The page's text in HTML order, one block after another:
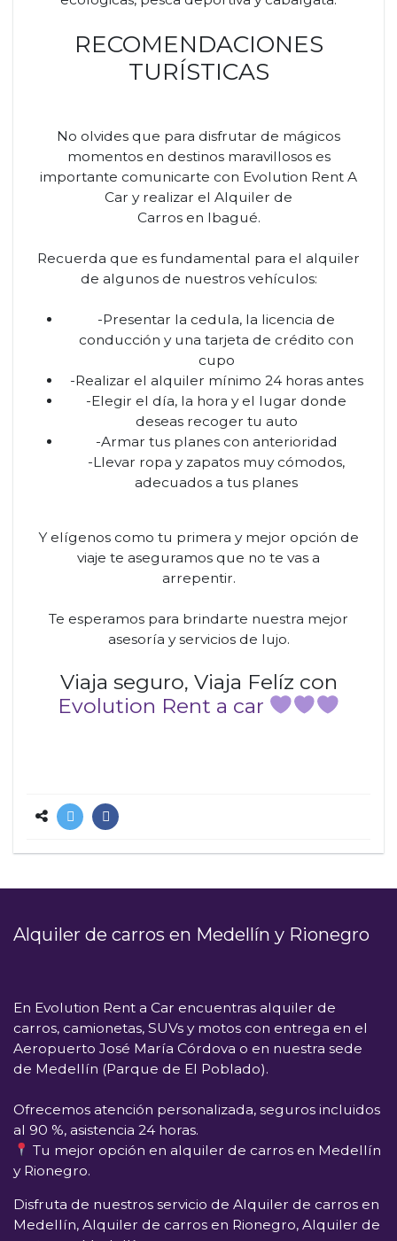
RECOMENDACIONES
TURÍSTICAS
No olvides que para disfrutar de mágicos
momentos en destinos maravillosos es
importante comunicarte con Evolution Rent A
Car y realizar el Alquiler de
Carros en Ibagué.
Recuerda que es fundamental para el alquiler
de algunos de nuestros vehículos:
-Presentar la cedula, la licencia de
conducción y una tarjeta de crédito con
cupo
-Realizar el alquiler mínimo 24 horas antes
-Elegir el día, la hora y el lugar donde
deseas recoger tu auto
-Armar tus planes con anterioridad
-Llevar ropa y zapatos muy cómodos,
adecuados a tus planes
Y elígenos como tu primera y mejor opción de
viaje te aseguramos que no te vas a
arrepentir.
Te esperamos para brindarte nuestra mejor
asesoría y servicios de lujo.
Viaja seguro, Viaja Felíz con
Evolution Rent a car
Alquiler de carros en Medellín y Rionegro
En Evolution Rent a Car encuentras alquiler de
carros, camionetas, SUVs y motos con entrega en el
Aeropuerto José María Córdova o en nuestra sede
de Medellín (Parque de El Poblado).
Ofrecemos atención personalizada, seguros incluidos
al 90 %, asistencia 24 horas.
Tu mejor opción en alquiler de carros en Medellín
y Rionegro.
Disfruta de nuestros servicio de Alquiler de carros en
Medellín, Alquiler de carros en Rionegro, Alquiler de